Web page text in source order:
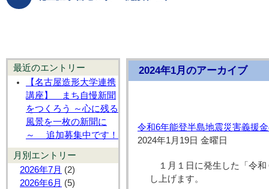
最近のエントリー
【名古屋造形大学連携
講座】 まち自慢新聞
をつくろう ～心に残る
風景を一枚の新聞に
～ 追加募集中です！
月別エントリー
2026年7月 (2)
2026年6月 (5)
2024年1月のアーカイブ
令和6年能登半島地震災害義援
2024年1月19日 金曜日
１月１日に発生した「令
し上げます。